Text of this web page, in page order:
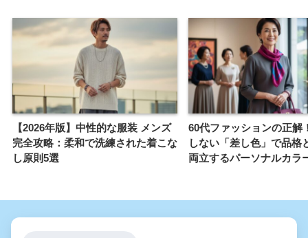
【2026年版】中性的な服装 メンズ
完全攻略：柔和で洗練された着こな
し原則5選
60代ファッションの正解
しない「差し色」で品格
両立するパーソナルカラ